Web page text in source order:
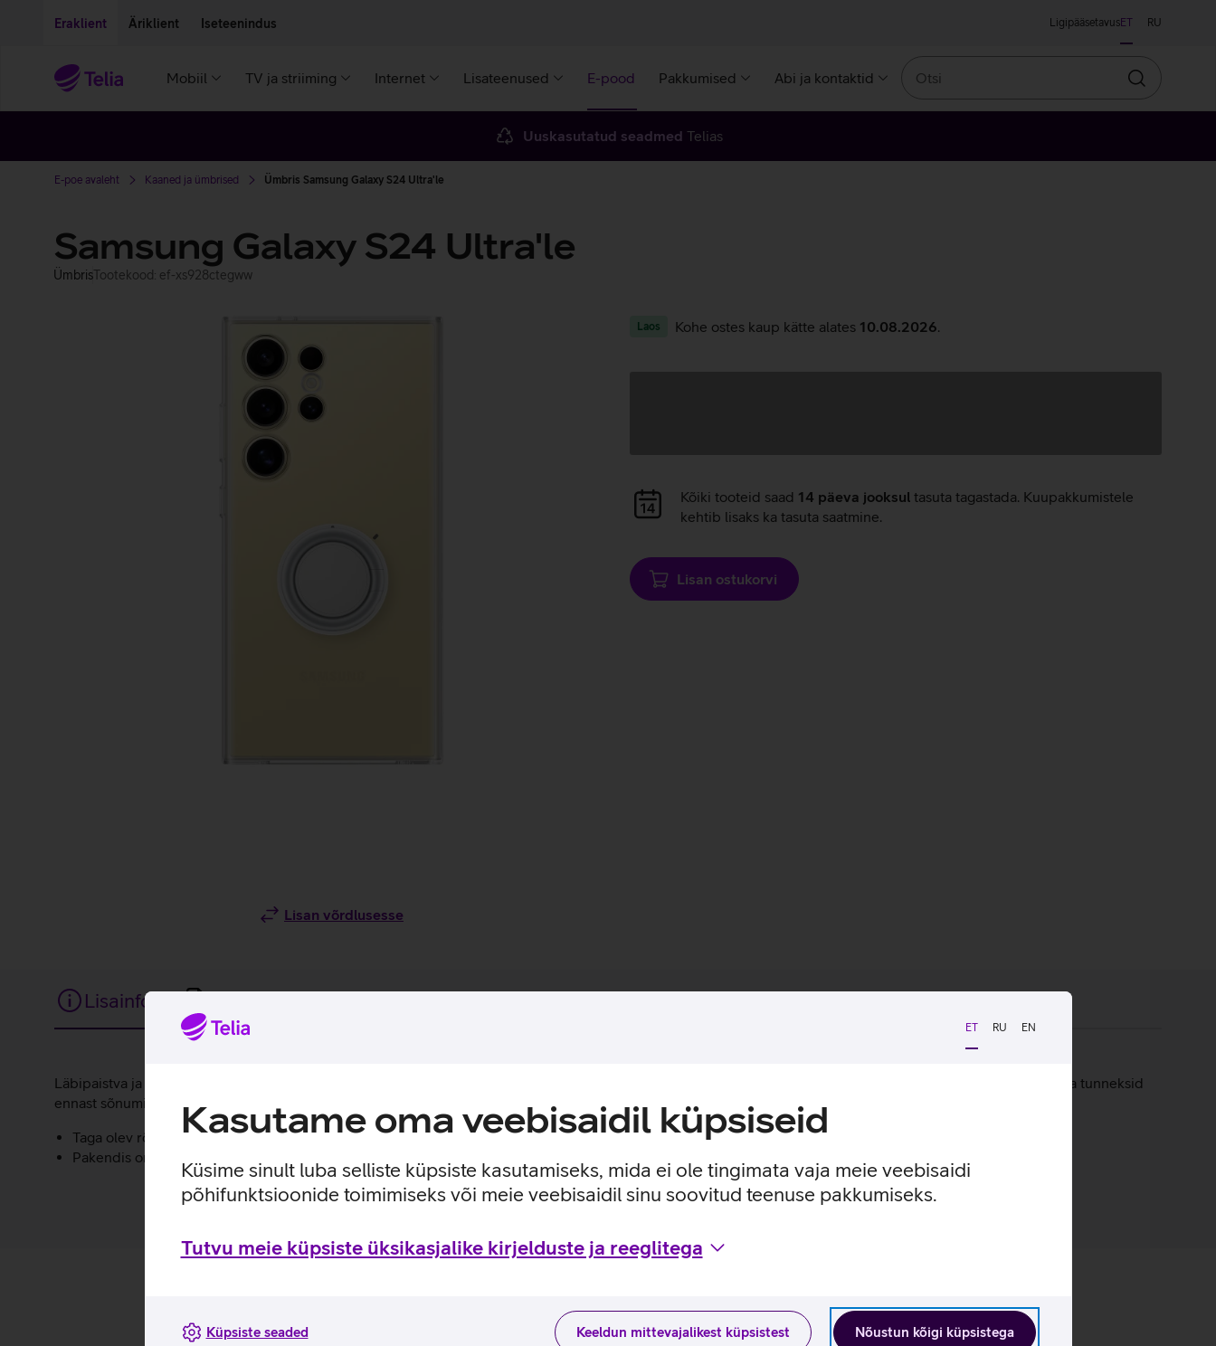
ET RU EN
Kasutame oma veebisaidil küpsiseid
Küsime sinult luba selliste küpsiste kasutamiseks, mida ei ole tingimata vaja meie veebisaidi
põhifunktsioonide toimimiseks või meie veebisaidil sinu soovitud teenuse pakkumiseks.
Tutvu meie küpsiste üksikasjalike kirjelduste ja reeglitega
Nõustun kõigi küpsistega
Keeldun mittevajalikest küpsistest
Küpsiste seaded
Eraklient Äriklient Iseteenindus LigipääsetavusET RU
Mobiil TV ja striiming Internet Lisateenused E-pood Pakkumised Abi ja kontaktid
Otsin
Uuskasutatud seadmed Telias
E-poe avaleht Kaaned ja ümbrised Ümbris Samsung Galaxy S24 Ultra'le
Samsung Galaxy S24 Ultra'le
ÜmbrisTootekood: ef-xs928ctegww
Lisan võrdlusesse
Laos Kohe ostes kaup kätte alates 10.08.2026
Andmete
laadimine
Kõiki tooteid saad 14 päeva jooksul tasuta tagastada. Kuupakkumistele
kehtib lisaks ka tasuta saatmine.
Lisan ostukorvi
Lisainfo
Lisainfo
Läbipaistva ja stiilse ümbrisega saad telefoni mugavalt käes hoida. Piisab vaid sõrme sisestamisest ümbrise küljes olevasse rõngasse, et see oleks kindlalt käes ja tunneksid
ennast sõnumite saatmisel ning telefoni käsitlemisel turvalisemalt. Läbipaistvast termoplastikust ümbris jätab telefoni originaalvärvi nähtavale.
Taga olev rõngas on eemaldatav.
Pakendis on kaasas ka randmepael, mis kinnitub mugavalt ümbrise taha.